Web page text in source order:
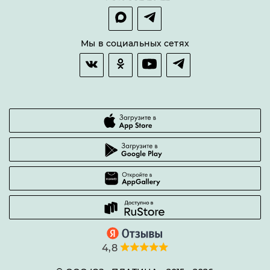
Гарантии качества
Часто задаваемые вопросы
Мы в социальных сетях
4,8